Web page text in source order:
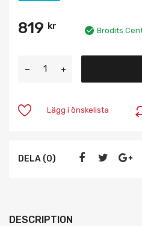
819 kr Brodits
Lägg i önskelista
DELA (0)
DESCRIPTION